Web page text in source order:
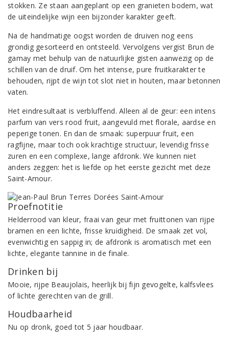
stokken. Ze staan aangeplant op een granieten bodem, wat
de uiteindelijke wijn een bijzonder karakter geeft.
Na de handmatige oogst worden de druiven nog eens
grondig gesorteerd en ontsteeld. Vervolgens vergist Brun de
gamay met behulp van de natuurlijke gisten aanwezig op de
schillen van de druif. Om het intense, pure fruitkarakter te
behouden, rijpt de wijn tot slot niet in houten, maar betonnen
vaten.
Het eindresultaat is verbluffend. Alleen al de geur: een intens
parfum van vers rood fruit, aangevuld met florale, aardse en
peperige tonen. En dan de smaak: superpuur fruit, een
ragfijne, maar toch ook krachtige structuur, levendig frisse
zuren en een complexe, lange afdronk. We kunnen niet
anders zeggen: het is liefde op het eerste gezicht met deze
Saint-Amour.
Proefnotitie
Helderrood van kleur, fraai van geur met fruittonen van rijpe
bramen en een lichte, frisse kruidigheid. De smaak zet vol,
evenwichtig en sappig in; de afdronk is aromatisch met een
lichte, elegante tannine in de finale.
Drinken bij
Mooie, rijpe Beaujolais, heerlijk bij fijn gevogelte, kalfsvlees
of lichte gerechten van de grill.
Houdbaarheid
Nu op dronk, goed tot 5 jaar houdbaar.